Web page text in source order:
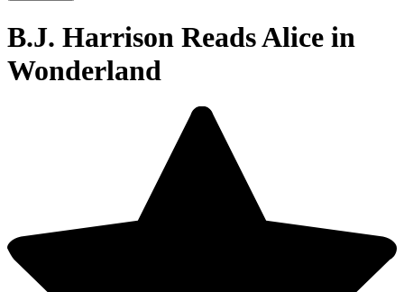
B.J. Harrison Reads Alice in
Wonderland